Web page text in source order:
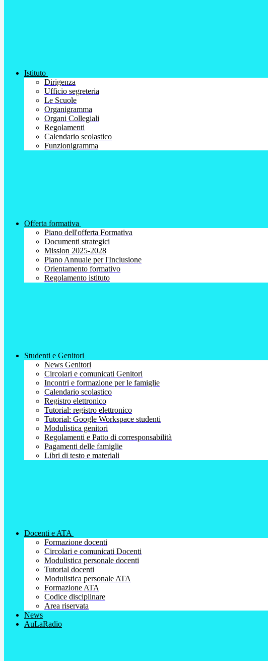
Istituto
Dirigenza
Ufficio segreteria
Le Scuole
Organigramma
Organi Collegiali
Regolamenti
Calendario scolastico
Funzionigramma
Offerta formativa
Piano dell'offerta Formativa
Documenti strategici
Mission 2025-2028
Piano Annuale per l'Inclusione
Orientamento formativo
Regolamento istituto
Studenti e Genitori
News Genitori
Circolari e comunicati Genitori
Incontri e formazione per le famiglie
Calendario scolastico
Registro elettronico
Tutorial: registro elettronico
Tutorial: Google Workspace studenti
Modulistica genitori
Regolamenti e Patto di corresponsabilità
Pagamenti delle famiglie
Libri di testo e materiali
Docenti e ATA
Formazione docenti
Circolari e comunicati Docenti
Modulistica personale docenti
Tutorial docenti
Modulistica personale ATA
Formazione ATA
Codice disciplinare
Area riservata
News
AuLaRadio